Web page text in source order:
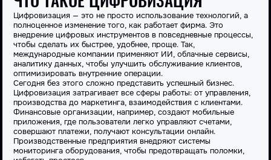
Цифровизация — это не просто использование технологий, а
полноценное изменение того, как работает фирма. Это
внедрение цифровых инструментов в повседневные процессы,
чтобы сделать их быстрее, удобнее, проще. Так,
международные компании применяют ИИ, облачные сервисы,
аналитику данных, чтобы улучшить обслуживание клиентов,
оптимизировать внутренние операции.
Сегодня без этого сложно представить успешный бизнес.
Цифровизация затрагивает все сферы работы: от управления,
производства до маркетинга, взаимодействия с клиентами.
Финансовые организации, например, создают мобильные
приложения, где пользователи легко управляют счетами,
совершают платежи, получают консультации онлайн.
Производственные предприятия внедряют системы
мониторинга оборудования, чтобы предотвращать поломки,